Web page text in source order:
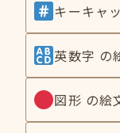
キーキャ
英数字 の
図形 の絵